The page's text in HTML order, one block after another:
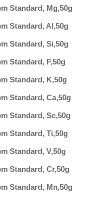
Standard, Mg,50g
Standard, Al,50g
Standard, Si,50g
Standard, P,50g
Standard, K,50g
Standard, Ca,50g
Standard, Sc,50g
Standard, Ti,50g
Standard, V,50g
Standard, Cr,50g
Standard, Mn,50g